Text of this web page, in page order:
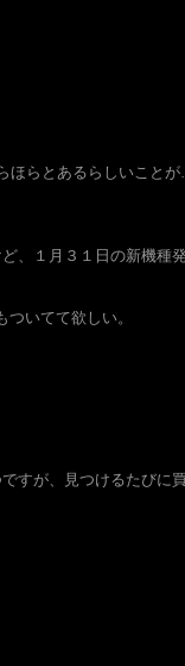
ほらとあるらしいことが
、１月３１日の新機種
いてて欲しい。
すが、見つけるたびに